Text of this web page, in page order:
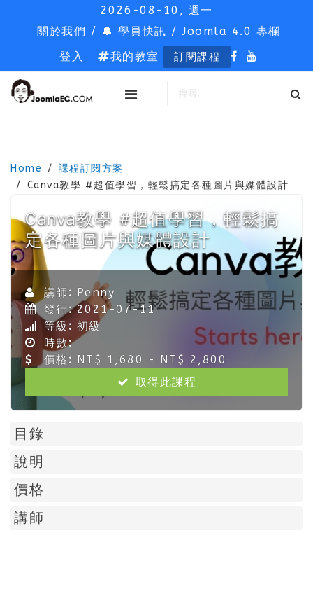
2026-08-10, 週一
關於我們 / 🔔 學員快訊 /Joomla 4.0 專欄
登入
我的教室 訂閱課程
Home
課程訂閱方案
Canva教學 #超值學習，輕鬆搞定各種圖片與媒體設計
Canva教學 #超值學習，輕鬆搞
定各種圖片與媒體設計
講師: Penny
發行:2021-07-11
等級: 初級
時數:
價格: NT$ 1,680 - NT$ 2,800
取得此課程
目錄
說明
價格
講師